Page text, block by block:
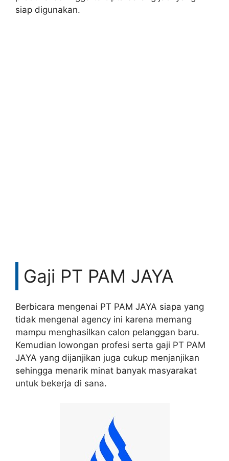
siap digunakan.
Gaji PT PAM JAYA
Berbicara mengenai PT PAM JAYA siapa yang
tidak mengenal agency ini karena memang
mampu menghasilkan calon pelanggan baru.
Kemudian lowongan profesi serta gaji PT PAM
JAYA yang dijanjikan juga cukup menjanjikan
sehingga menarik minat banyak masyarakat
untuk bekerja di sana.